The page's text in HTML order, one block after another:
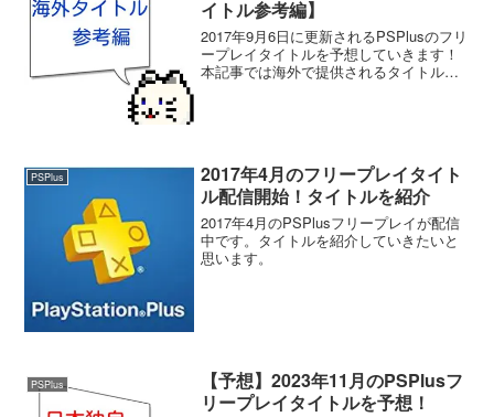
イトル参考編】
2017年9月6日に更新されるPSPlusのフリ
ープレイタイトルを予想していきます！
本記事では海外で提供されるタイトルの
PSPlus
2017年4月のフリープレイタイト
ル配信開始！タイトルを紹介
2017年4月のPSPlusフリープレイが配信
中です。タイトルを紹介していきたいと
思います。
PSPlus
【予想】2023年11月のPSPlusフ
リープレイタイトルを予想！